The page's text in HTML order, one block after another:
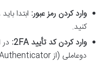
وارد کردن رمز عبور: ابتدا
کنید.
وارد کردن کد تأیید 2FA: